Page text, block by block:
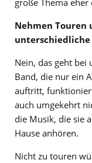
Nehmen Touren
Nein, das geht bei
Band, die nur ein
auftritt,
auch umgekehrt
die Musik, die sie
Hause anhören.
Nicht zu touren